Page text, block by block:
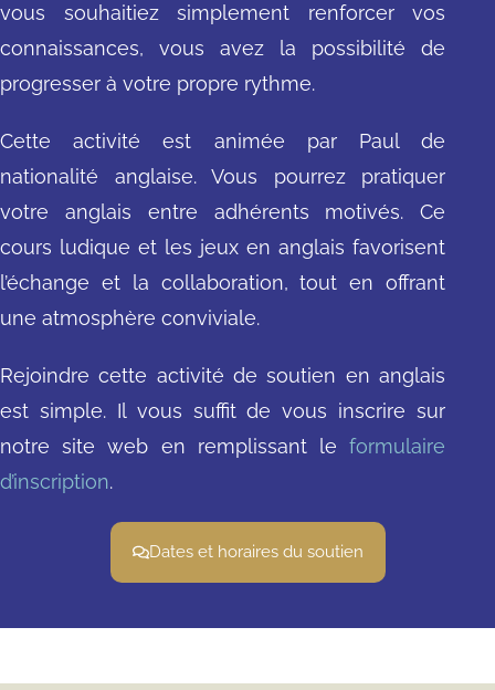
vous souhaitiez simplement renforcer vos
connaissances, vous avez la possibilité de
progresser à votre propre rythme.
Cette activité est animée par Paul de
nationalité anglaise. Vous pourrez pratiquer
votre anglais entre adhérents motivés. Ce
cours ludique et les jeux en anglais favorisent
l’échange et la collaboration, tout en offrant
une atmosphère conviviale.
Rejoindre cette activité de soutien en anglais
est simple. Il vous suffit de vous inscrire sur
notre site web en remplissant le formulaire
d’inscription.
Dates et horaires du soutien